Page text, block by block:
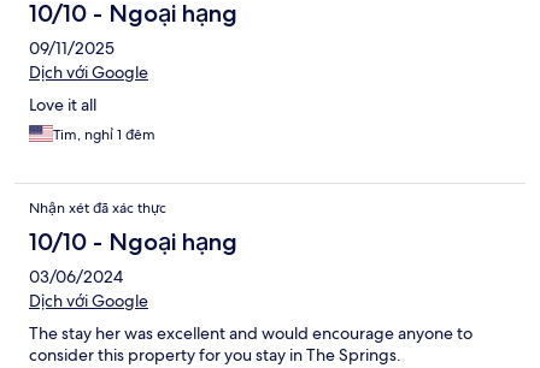
10/10 - Ngoại hạng
09/11/2025
Dịch với Google
Love it all
Tim, nghỉ 1 đêm
Nhận xét đã xác thực
10/10 - Ngoại hạng
03/06/2024
Dịch với Google
The stay her was excellent and would encourage anyone to
consider this property for you stay in The Springs.